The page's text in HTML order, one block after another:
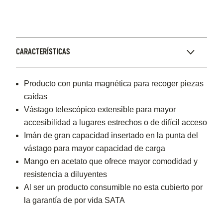
CARACTERÍSTICAS
Producto con punta magnética para recoger piezas
caídas
Vástago telescópico extensible para mayor
accesibilidad a lugares estrechos o de difícil acceso
Imán de gran capacidad insertado en la punta del
vástago para mayor capacidad de carga
Mango en acetato que ofrece mayor comodidad y
resistencia a diluyentes
Al ser un producto consumible no esta cubierto por
la garantía de por vida SATA